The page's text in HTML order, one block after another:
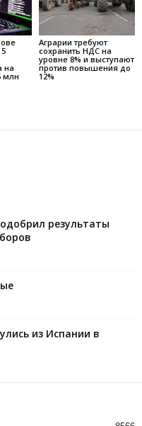
на
млн
Аграрии требуют
сохранить НДС на
уровне 8% и выступают
против повышения до
12%
результаты
из Испании в